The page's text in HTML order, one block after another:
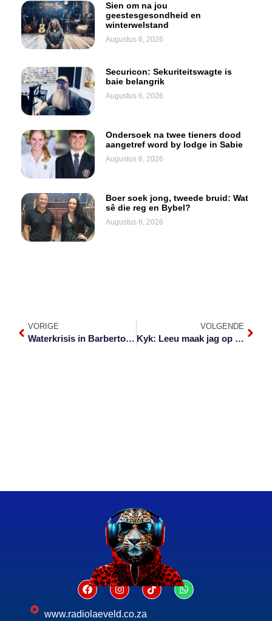
Sien om na jou
geestesgesondheid en
winterwelstand
Augustus 6, 2026
Securicon: Sekuriteitswagte is
baie belangrik
Augustus 6, 2026
Ondersoek na twee tieners dood
aangetref word by lodge in Sabie
Augustus 6, 2026
Boer soek jong, tweede bruid: Wat
sê die reg en Bybel?
Augustus 6, 2026
VORIGE
Waterkrisis in Barberton weens voortslepende ‘staking’
VOLGENDE
Kyk: Leeu maak jag op buffels
www.radiolaeveld.co.za